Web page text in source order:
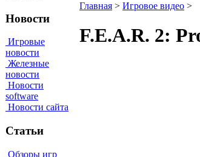
Новости
Игровые
новости
Железные
новости
Новости
software
Новости сайта
Статьи
Обзоры игр
Главная > Игровое видео >
F.E.A.R. 2: